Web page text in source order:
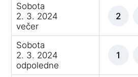
Sobota
2. 3. 2024
večer
2
Sobota
2. 3. 2024
odpoledne
1